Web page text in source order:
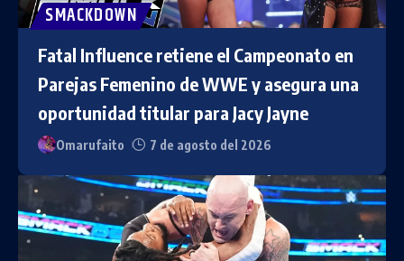
SMACKDOWN
Fatal Influence retiene el Campeonato en
Parejas Femenino de WWE y asegura una
oportunidad titular para Jacy Jayne
Omarufaito 7 de agosto del 2026